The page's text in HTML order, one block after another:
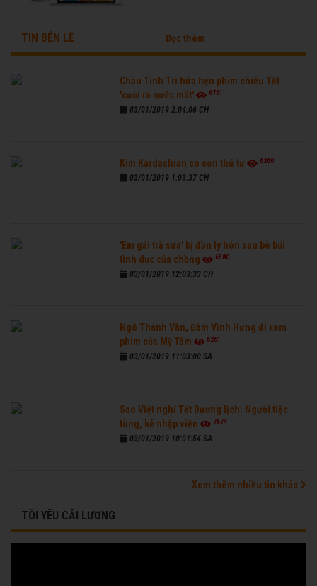
TIN BÊN LỀ Đọc thêm
Châu Tinh Trì hứa hẹn phim chiếu Tết
'cười ra nước mắt'
6761
03/01/2019 2:04:06 CH
Kim Kardashian có con thứ tư 6260
03/01/2019 1:03:37 CH
'Em gái trà sữa' bị đồn ly hôn sau bê bối
tình dục của chồng
6580
03/01/2019 12:03:33 CH
Ngô Thanh Vân, Đàm Vĩnh Hưng đi xem
phim của Mỹ Tâm
6261
03/01/2019 11:03:00 SA
Sao Việt nghỉ Tết Dương lịch: Người tiệc
tùng, kẻ nhập viện
7674
03/01/2019 10:01:54 SA
Xem thêm nhiều tin khác
TÔI YÊU CẢI LƯƠNG